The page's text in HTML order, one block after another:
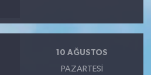
10 AĞUSTOS
PAZARTESI